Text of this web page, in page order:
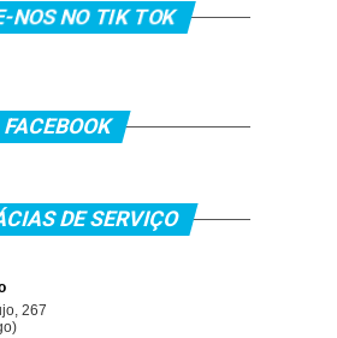
NOS NO TIK TOK
FACEBOOK
DE SERVIÇO